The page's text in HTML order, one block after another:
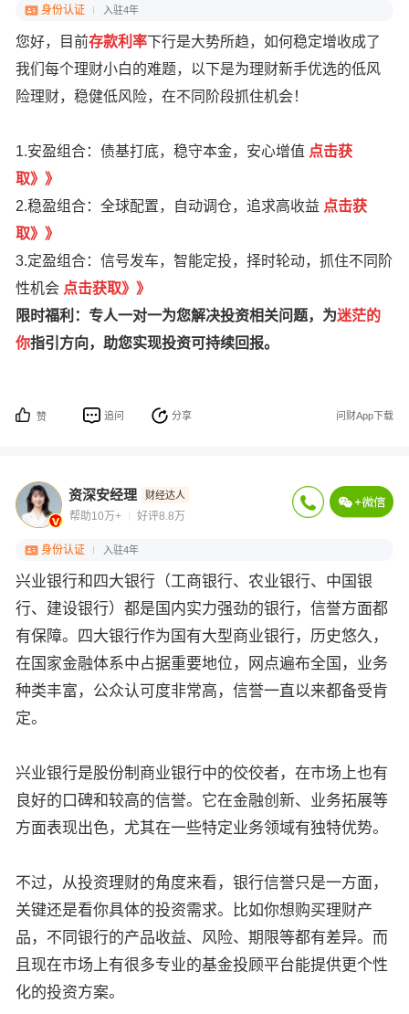
身份认证 入驻4年
您好，目前存款利率下行是大势所趋，如何稳定增收成了
我们每个理财小白的难题，以下是为理财新手优选的低风
险理财，稳健低风险，在不同阶段抓住机会！
1.安盈组合：债基打底，稳守本金，安心增值 点击获
取》 》
2.稳盈组合：全球配置，自动调仓，追求高收益 点击获
取》》
3.定盈组合：信号发车，智能定投，择时轮动，抓住不同阶
性机会 点击获取》》
限时福利：专人一对一为您解决投资相关问题，为迷茫的
你指引方向，助您实现投资可持续回报。
赞 追问 分享 问财App下载
资深安经理 财经达人
帮助10万+ 好评8.8万
身份认证 入驻4年
兴业银行和四大银行（工商银行、农业银行、中国银
行、建设银行）都是国内实力强劲的银行，信誉方面都
有保障。四大银行作为国有大型商业银行，历史悠久，
在国家金融体系中占据重要地位，网点遍布全国，业务
种类丰富，公众认可度非常高，信誉一直以来都备受肯
定。
兴业银行是股份制商业银行中的佼佼者，在市场上也有
良好的口碑和较高的信誉。它在金融创新、业务拓展等
方面表现出色，尤其在一些特定业务领域有独特优势。
不过，从投资理财的角度来看，银行信誉只是一方面，
关键还是看你具体的投资需求。比如你想购买理财产
品，不同银行的产品收益、风险、期限等都有差异。而
且现在市场上有很多专业的基金投顾平台能提供更个性
化的投资方案。